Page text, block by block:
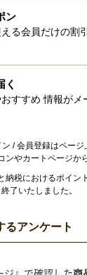
ン
る会員だけの割
く
すすめ 情報がメ
/ 会員登録はページ
ンやカートページか
納税におけるポイン
終了いたしました。
るアンケート